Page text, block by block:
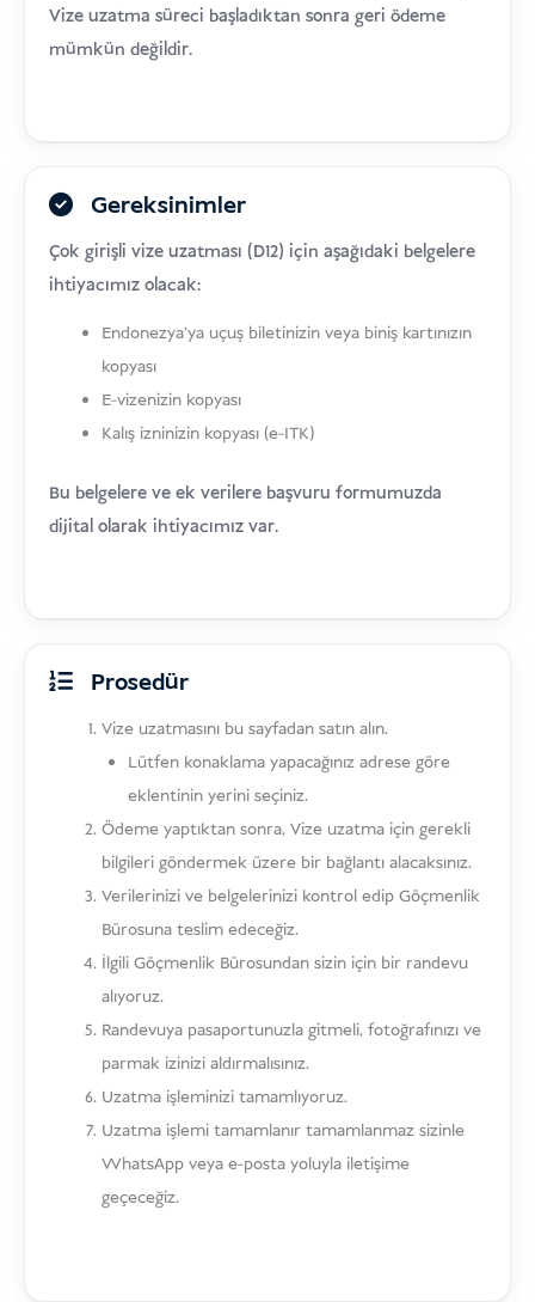
Vize uzatma süreci başladıktan sonra geri ödeme
mümkün değildir.
Gereksinimler
Çok girişli vize uzatması (D12) için aşağıdaki belgelere
ihtiyacımız olacak:
Endonezya'ya uçuş biletinizin veya biniş kartınızın
kopyası
E-vizenizin kopyası
Kalış izninizin kopyası (e-ITK)
Bu belgelere ve ek verilere başvuru formumuzda
dijital olarak ihtiyacımız var.
Prosedür
Vize uzatmasını bu sayfadan satın alın.
Lütfen konaklama yapacağınız adrese göre
eklentinin yerini seçiniz.
Ödeme yaptıktan sonra, Vize uzatma için gerekli
bilgileri göndermek üzere bir bağlantı alacaksınız.
Verilerinizi ve belgelerinizi kontrol edip Göçmenlik
Bürosuna teslim edeceğiz.
İlgili Göçmenlik Bürosundan sizin için bir randevu
alıyoruz.
Randevuya pasaportunuzla gitmeli, fotoğrafınızı ve
parmak izinizi aldırmalısınız.
Uzatma işleminizi tamamlıyoruz.
Uzatma işlemi tamamlanır tamamlanmaz sizinle
WhatsApp veya e-posta yoluyla iletişime
geçeceğiz.